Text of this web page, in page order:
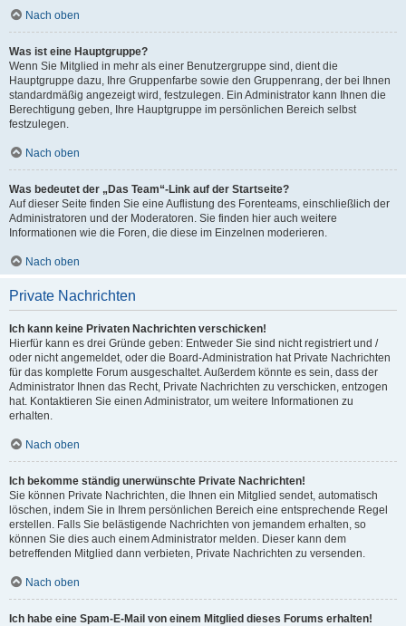
Nach oben
Was ist eine Hauptgruppe?
Wenn Sie Mitglied in mehr als einer Benutzergruppe sind, dient die
Hauptgruppe dazu, Ihre Gruppenfarbe sowie den Gruppenrang, der bei Ihnen
standardmäßig angezeigt wird, festzulegen. Ein Administrator kann Ihnen die
Berechtigung geben, Ihre Hauptgruppe im persönlichen Bereich selbst
festzulegen.
Nach oben
Was bedeutet der „Das Team“-Link auf der Startseite?
Auf dieser Seite finden Sie eine Auflistung des Forenteams, einschließlich der
Administratoren und der Moderatoren. Sie finden hier auch weitere
Informationen wie die Foren, die diese im Einzelnen moderieren.
Nach oben
Private Nachrichten
Ich kann keine Privaten Nachrichten verschicken!
Hierfür kann es drei Gründe geben: Entweder Sie sind nicht registriert und /
oder nicht angemeldet, oder die Board-Administration hat Private Nachrichten
für das komplette Forum ausgeschaltet. Außerdem könnte es sein, dass der
Administrator Ihnen das Recht, Private Nachrichten zu verschicken, entzogen
hat. Kontaktieren Sie einen Administrator, um weitere Informationen zu
erhalten.
Nach oben
Ich bekomme ständig unerwünschte Private Nachrichten!
Sie können Private Nachrichten, die Ihnen ein Mitglied sendet, automatisch
löschen, indem Sie in Ihrem persönlichen Bereich eine entsprechende Regel
erstellen. Falls Sie belästigende Nachrichten von jemandem erhalten, so
können Sie dies auch einem Administrator melden. Dieser kann dem
betreffenden Mitglied dann verbieten, Private Nachrichten zu versenden.
Nach oben
Ich habe eine Spam-E-Mail von einem Mitglied dieses Forums erhalten!